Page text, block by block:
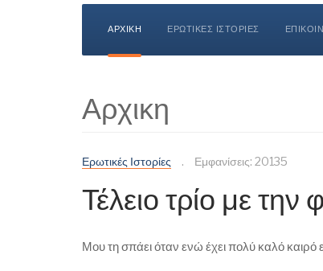
ΑΡΧΙΚΗ ΕΡΩΤΙΚΕΣ ΙΣΤΟΡΙΕΣ
Αρχικη
Ερωτικές Ιστορίες Εμφανίσεις: 20135
Τέλειο τρίο με την
Μου τη σπάει όταν ενώ έχει πολύ καλό